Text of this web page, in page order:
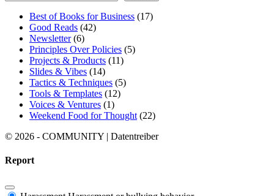
Best of Books for Business (17)
Good Reads (42)
Newsletter(6)
Principles Over Policies (5)
Projects & Products (11)
Slides & Vibes (14)
Tactics & Techniques (5)
Tools & Templates (12)
Voices & Ventures (1)
Weekend Food for Thought (22)
© 2026 - COMMUNITY | Datentreiber
Report